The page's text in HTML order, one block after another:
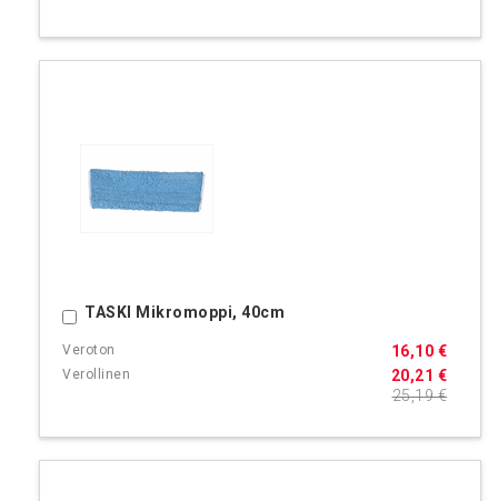
TASKI Mikromoppi, 40cm
20,21 €
16,10 €
25,19 €
Ostoskoriin